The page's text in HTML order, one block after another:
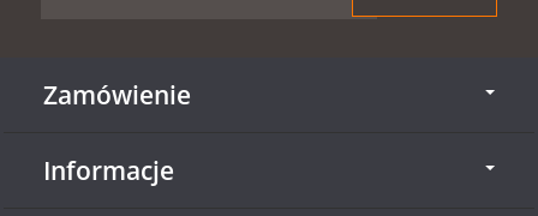
Zamówienie
Informacje